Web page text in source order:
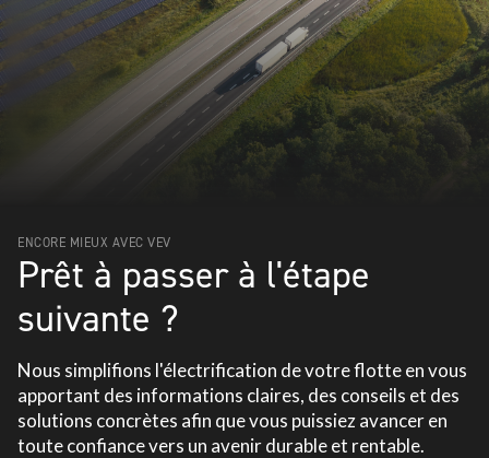
ENCORE MIEUX AVEC VEV
Prêt à passer à l'étape
suivante ?
Nous simplifions l'électrification de votre flotte en vous
apportant des informations claires, des conseils et des
solutions concrètes afin que vous puissiez avancer en
toute confiance vers un avenir durable et rentable.